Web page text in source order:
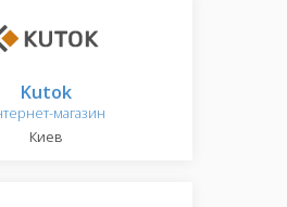
Kutok
магазин
Киев